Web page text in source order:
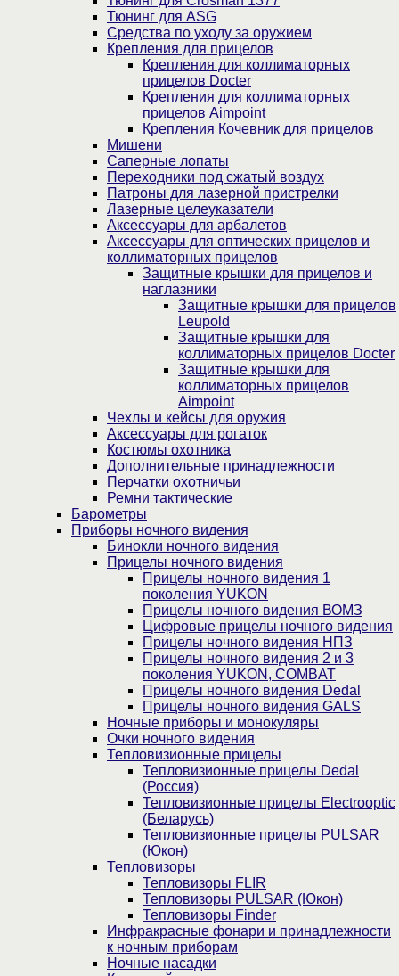
Тюнинг для ASG
Средства по уходу за оружием
Крепления для прицелов
Крепления для коллиматорных
прицелов Docter
Крепления для коллиматорных
прицелов Aimpoint
Крепления Кочевник для прицелов
Мишени
Саперные лопаты
Переходники под сжатый воздух
Патроны для лазерной пристрелки
Лазерные целеуказатели
Аксессуары для арбалетов
Аксессуары для оптических прицелов и
коллиматорных прицелов
Защитные крышки для прицелов и
наглазники
Защитные крышки для прицелов
Leupold
Защитные крышки для
коллиматорных прицелов Docter
Защитные крышки для
коллиматорных прицелов
Aimpoint
Чехлы и кейсы для оружия
Аксессуары для рогаток
Костюмы охотника
Дополнительные принадлежности
Перчатки охотничьи
Ремни тактические
Барометры
Приборы ночного видения
Бинокли ночного видения
Прицелы ночного видения
Прицелы ночного видения 1
поколения YUKON
Прицелы ночного видения ВОМЗ
Цифровые прицелы ночного видения
Прицелы ночного видения НПЗ
Прицелы ночного видения 2 и 3
поколения YUKON, COMBAT
Прицелы ночного видения Dedal
Прицелы ночного видения GALS
Ночные приборы и монокуляры
Очки ночного видения
Тепловизионные прицелы
Тепловизионные прицелы Dedal
(Россия)
Тепловизионные прицелы Electrooptic
(Беларусь)
Тепловизионные прицелы PULSAR
(Юкон)
Тепловизоры
Тепловизоры FLIR
Тепловизоры PULSAR (Юкон)
Тепловизоры Finder
Инфракрасные фонари и принадлежности
к ночным приборам
Ночные насадки